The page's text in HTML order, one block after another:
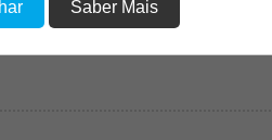
Saber Mais